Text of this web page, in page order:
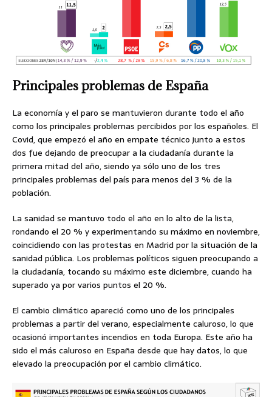
Principales problemas de España
La economía y el paro se mantuvieron durante todo el año
como los principales problemas percibidos por los españoles. El
Covid, que empezó el año en empate técnico junto a estos
dos fue dejando de preocupar a la ciudadanía durante la
primera mitad del año, siendo ya sólo uno de los tres
principales problemas del país para menos del 3 % de la
población.
La sanidad se mantuvo todo el año en lo alto de la lista,
rondando el 20 % y experimentando su máximo en noviembre,
coincidiendo con las protestas en Madrid por la situación de la
sanidad pública. Los problemas políticos siguen preocupando a
la ciudadanía, tocando su máximo este diciembre, cuando ha
superado ya por varios puntos el 20 %.
El cambio climático apareció como uno de los principales
problemas a partir del verano, especialmente caluroso, lo que
ocasionó importantes incendios en toda Europa. Este año ha
sido el más caluroso en España desde que hay datos, lo que
elevado la preocupación por el cambio climático.